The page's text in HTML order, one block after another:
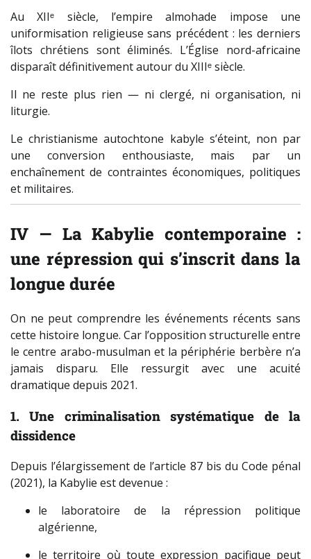
Au XIIᵉ siècle, l’empire almohade impose une
uniformisation religieuse sans précédent : les derniers
îlots chrétiens sont éliminés. L’Église nord-africaine
disparaît définitivement autour du XIIIᵉ siècle.
Il ne reste plus rien — ni clergé, ni organisation, ni
liturgie.
Le christianisme autochtone kabyle s’éteint, non par
une conversion enthousiaste, mais par un
enchaînement de contraintes économiques, politiques
et militaires.
IV — La Kabylie contemporaine :
une répression qui s’inscrit dans la
longue durée
On ne peut comprendre les événements récents sans
cette histoire longue. Car l’opposition structurelle entre
le centre arabo-musulman et la périphérie berbère n’a
jamais disparu. Elle ressurgit avec une acuité
dramatique depuis 2021.
1. Une criminalisation systématique de la
dissidence
Depuis l’élargissement de l’article 87 bis du Code pénal
(2021), la Kabylie est devenue :
le laboratoire de la répression politique
algérienne,
le territoire où toute expression pacifique peut